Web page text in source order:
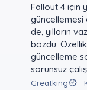
Fallout 4 için
de, yılların
bozdu.
güncelleme
sorunsuz
Greatking